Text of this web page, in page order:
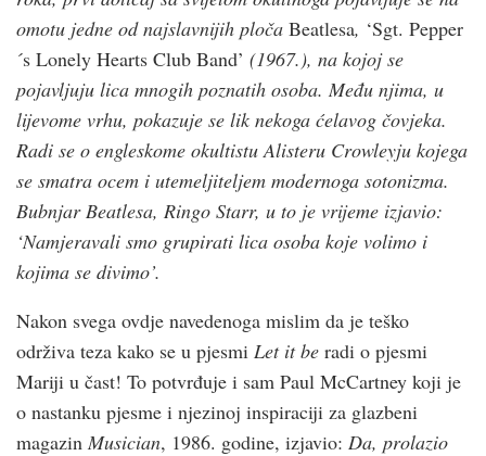
omotu jedne od najslavnijih ploča Beatlesa, ‘Sgt. Pepper
´s Lonely Hearts Club Band’ (1967.), na kojoj se
pojavljuju lica mnogih poznatih osoba. Među njima, u
lijevome vrhu, pokazuje se lik nekoga ćelavog čovjeka.
Radi se o engleskome okultistu Alisteru Crowleyju kojega
se smatra ocem i utemeljiteljem modernoga sotonizma.
Bubnjar Beatlesa, Ringo Starr, u to je vrijeme izjavio:
‘Namjeravali smo grupirati lica osoba koje volimo i
kojima se divimo’.
Nakon svega ovdje navedenoga mislim da je teško
održiva teza kako se u pjesmi Let it be radi o pjesmi
Mariji u čast! To potvrđuje i sam Paul McCartney koji je
o nastanku pjesme i njezinoj inspiraciji za glazbeni
magazin Musician, 1986. godine, izjavio: Da, prolazio